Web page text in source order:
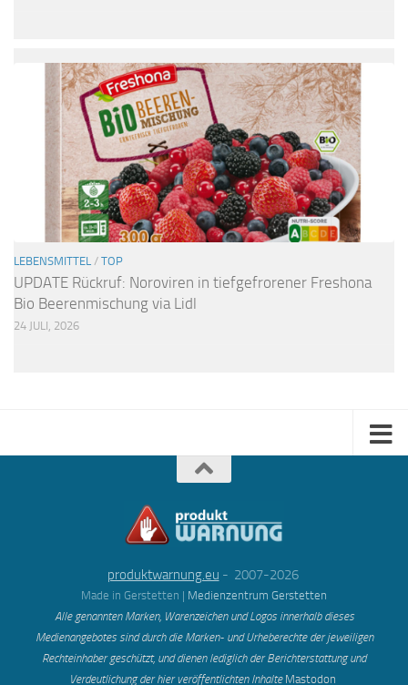
LEBENSMITTEL / TOP
UPDATE Rückruf: Noroviren in tiefgefrorener Freshona
Bio Beerenmischung via Lidl
24 JULI, 2026
produktwarnung.eu - 2007-2026
Made in Gerstetten | Medienzentrum Gerstetten
Alle genannten Marken, Warenzeichen und Logos innerhalb dieses
Medienangebotes sind durch die Marken- und Urheberechte der jeweiligen
Rechteinhaber geschützt, und dienen lediglich der Berichterstattung und
Verdeutlichung der hier veröffentlichten Inhalte Mastodon